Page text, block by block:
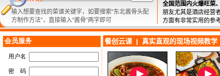
输入想要查找的菜谱关键字，如要搜索“东北酱骨头配
方制作方法”，直接输入“酱骨”两字即可
全国范围内火爆旺菜
朋友尤其是酒店经营
方面有非常实用的参
餐创云课 | 真实直观的现场视频教学